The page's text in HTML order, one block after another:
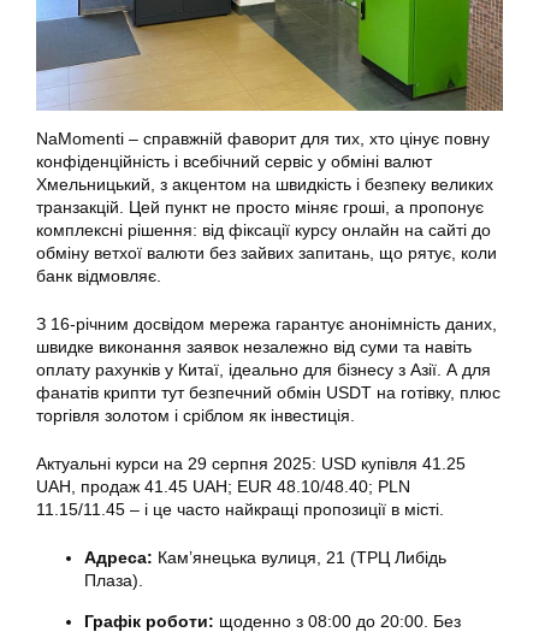
NaMomenti – справжній фаворит для тих, хто цінує повну
конфіденційність і всебічний сервіс у обміні валют
Хмельницький, з акцентом на швидкість і безпеку великих
транзакцій. Цей пункт не просто міняє гроші, а пропонує
комплексні рішення: від фіксації курсу онлайн на сайті до
обміну ветхої валюти без зайвих запитань, що рятує, коли
банк відмовляє.
З 16-річним досвідом мережа гарантує анонімність даних,
швидке виконання заявок незалежно від суми та навіть
оплату рахунків у Китаї, ідеально для бізнесу з Азії. А для
фанатів крипти тут безпечний обмін USDT на готівку, плюс
торгівля золотом і сріблом як інвестиція.
Актуальні курси на 29 серпня 2025: USD купівля 41.25
UAH, продаж 41.45 UAH; EUR 48.10/48.40; PLN
11.15/11.45 – і це часто найкращі пропозиції в місті.
Адреса: Кам’янецька вулиця, 21 (ТРЦ Либідь
Плаза).
Графік роботи: щоденно з 08:00 до 20:00. Без